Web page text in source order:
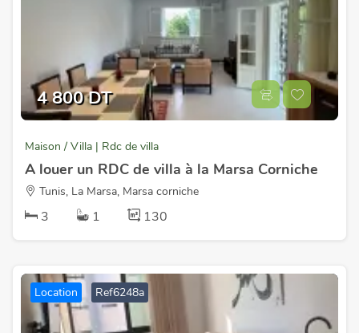
4 800 DT
Maison / Villa | Rdc de villa
A louer un RDC de villa à la Marsa Corniche
Tunis, La Marsa, Marsa corniche
3 1 130
Location Ref6248a